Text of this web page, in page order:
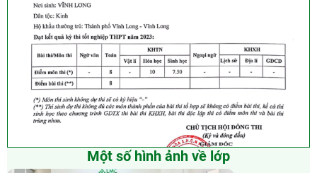
Một số hình ảnh về lớp